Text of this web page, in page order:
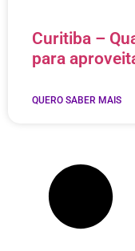
Curitiba –
para
QUERO SABER MAIS